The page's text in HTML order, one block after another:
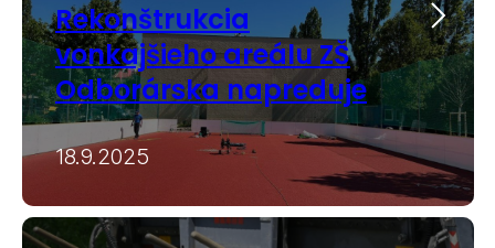
Rekonštrukcia
vonkajšieho areálu ZŠ
Odborárska napreduje
18.9.2025